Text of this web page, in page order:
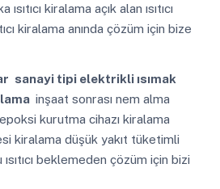
kiralama açık alan ısıtıcı
kiralama anında çözüm için bize
sanayi tipi elektrikli ısımak
inşaat sonrası nem alma
epoksi kurutma cihazı kiralama
kiralama düşük yakıt tüketimli
ısıtıcı beklemeden çözüm için bizi